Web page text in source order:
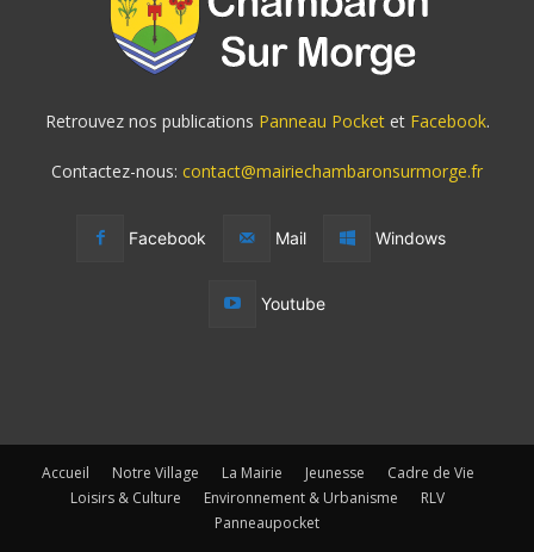
Retrouvez nos publications Panneau Pocketet Facebook.
Contactez-nous: contact@mairiechambaronsurmorge.fr
Facebook Mail Windows
Youtube
Accueil Notre Village La Mairie Jeunesse
Cadre de Vie
Loisirs & Culture
Environnement & Urbanisme
RLV
Panneaupocket